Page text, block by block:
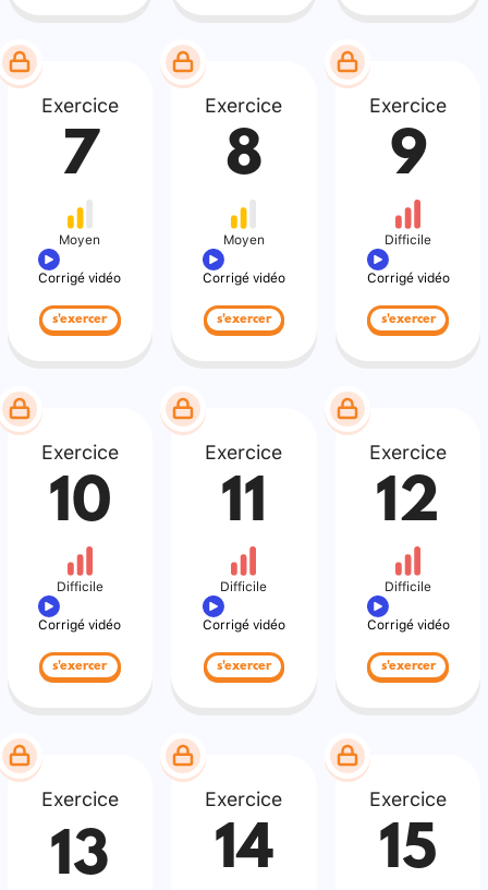
Exercice
7
Moyen
Corrigé vidéo
s'exercer
Exercice
8
Moyen
Corrigé vidéo
s'exercer
Exercice
9
Difficile
Corrigé vidéo
s'exercer
Exercice
10
Difficile
Corrigé vidéo
s'exercer
Exercice
11
Difficile
Corrigé vidéo
s'exercer
Exercice
12
Difficile
Corrigé vidéo
s'exercer
Exercice
13
Exercice
14
Exercice
15